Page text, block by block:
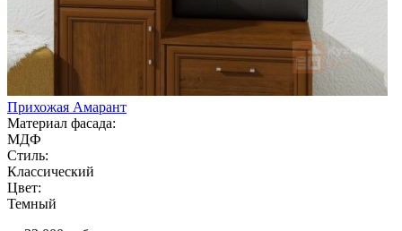
Прихожая Амарант
Материал фасада:
МДФ
Стиль:
Классический
Цвет:
Темный